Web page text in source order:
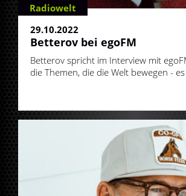
Radiowelt
29.10.2022
Betterov bei egoFM
Betterov spricht im Interview mit
die Themen, die die Welt bewegen -